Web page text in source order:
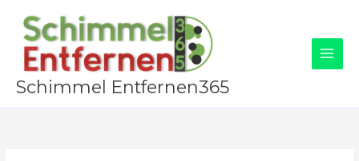
Inhalt
springen
Schimmel Entfernen365